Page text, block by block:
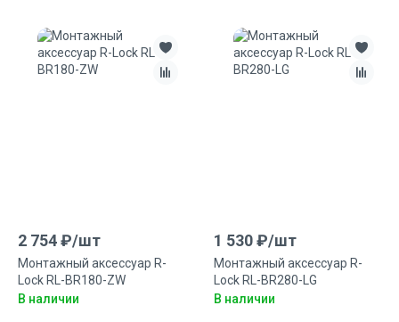
2 754₽/шт
Монтажный аксесcуар R-
Lock RL-BR180-ZW
В наличии
1 530₽/шт
Монтажный аксеcсуар R-
Lock RL-BR280-LG
В наличии